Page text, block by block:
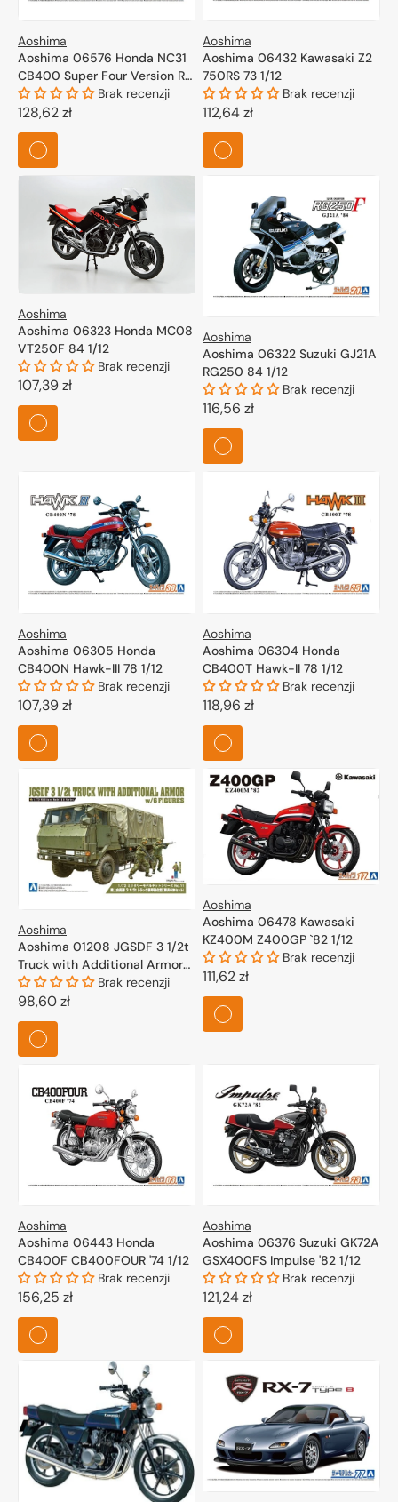
Aoshima
Aoshima 06576 Honda NC31
CB400 Super Four Version R
95 1/12
Brak recenzji
Cena
regularna
128,62 zł
Aoshima
Aoshima 06432 Kawasaki Z2
750RS 73 1/12
Brak recenzji
Cena
regularna
112,64 zł
Aoshima
Aoshima 06323 Honda MC08
VT250F 84 1/12
Brak recenzji
Cena
regularna
107,39 zł
Aoshima
Aoshima 06322 Suzuki GJ21A
RG250 84 1/12
Brak recenzji
Cena
regularna
116,56 zł
Aoshima
Aoshima 06305 Honda
CB400N Hawk-III 78 1/12
Brak recenzji
Cena
regularna
107,39 zł
Aoshima
Aoshima 06304 Honda
CB400T Hawk-II 78 1/12
Brak recenzji
Cena
regularna
118,96 zł
Aoshima
Aoshima 01208 JGSDF 3 1/2t
Truck with Additional Armor
w/6 Figures 1/72Brak recenzji
Cena
regularna
98,60 zł
Aoshima
Aoshima 06478 Kawasaki
KZ400M Z400GP `82 1/12
Brak recenzji
Cena
regularna
111,62 zł
Aoshima
Aoshima 06443 Honda
CB400F CB400FOUR '74 1/12
Brak recenzji
Cena
regularna
156,25 zł
Aoshima
Aoshima 06376 Suzuki GK72A
GSX400FS Impulse '82 1/12
Brak recenzji
Cena
regularna
121,24 zł